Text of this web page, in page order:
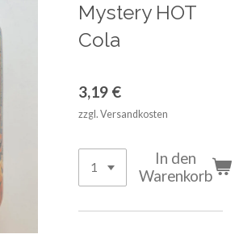
Mystery HOT
Cola
3,19 €
zzgl. Versandkosten
In den
Warenkorb